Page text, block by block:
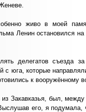
живо в моей
Ленин остановился
делегатов съезда
юга, которые
к вооружённому
Закавказья, был,
его, я подумала,